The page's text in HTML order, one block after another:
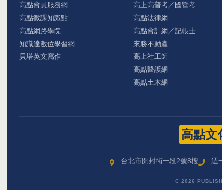
高點會員服務網
高點微課知識點
高點網路學院
知識達數位學習網
貝塔英文寫作
高上高普考／國營考
高點法律網
高點會計網／記帳士
來勝不動產
高上社工師
高點醫護網
高點土木網
高點文
台北市開封街一段2號8樓 週
C 2026